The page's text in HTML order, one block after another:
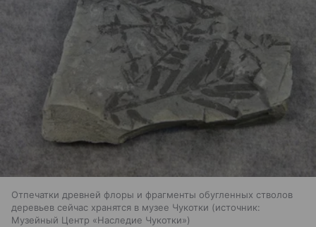
Отпечатки древней флоры и фрагменты обугленных стволов
деревьев сейчас хранятся в музее Чукотки
источник:
Музейный Центр «Наследие Чукотки»